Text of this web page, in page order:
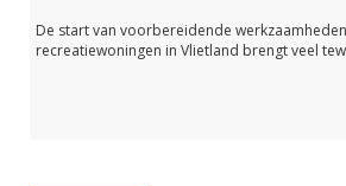
De start van voorbereidende
recreatiewoningen in Vlietland brengt veel